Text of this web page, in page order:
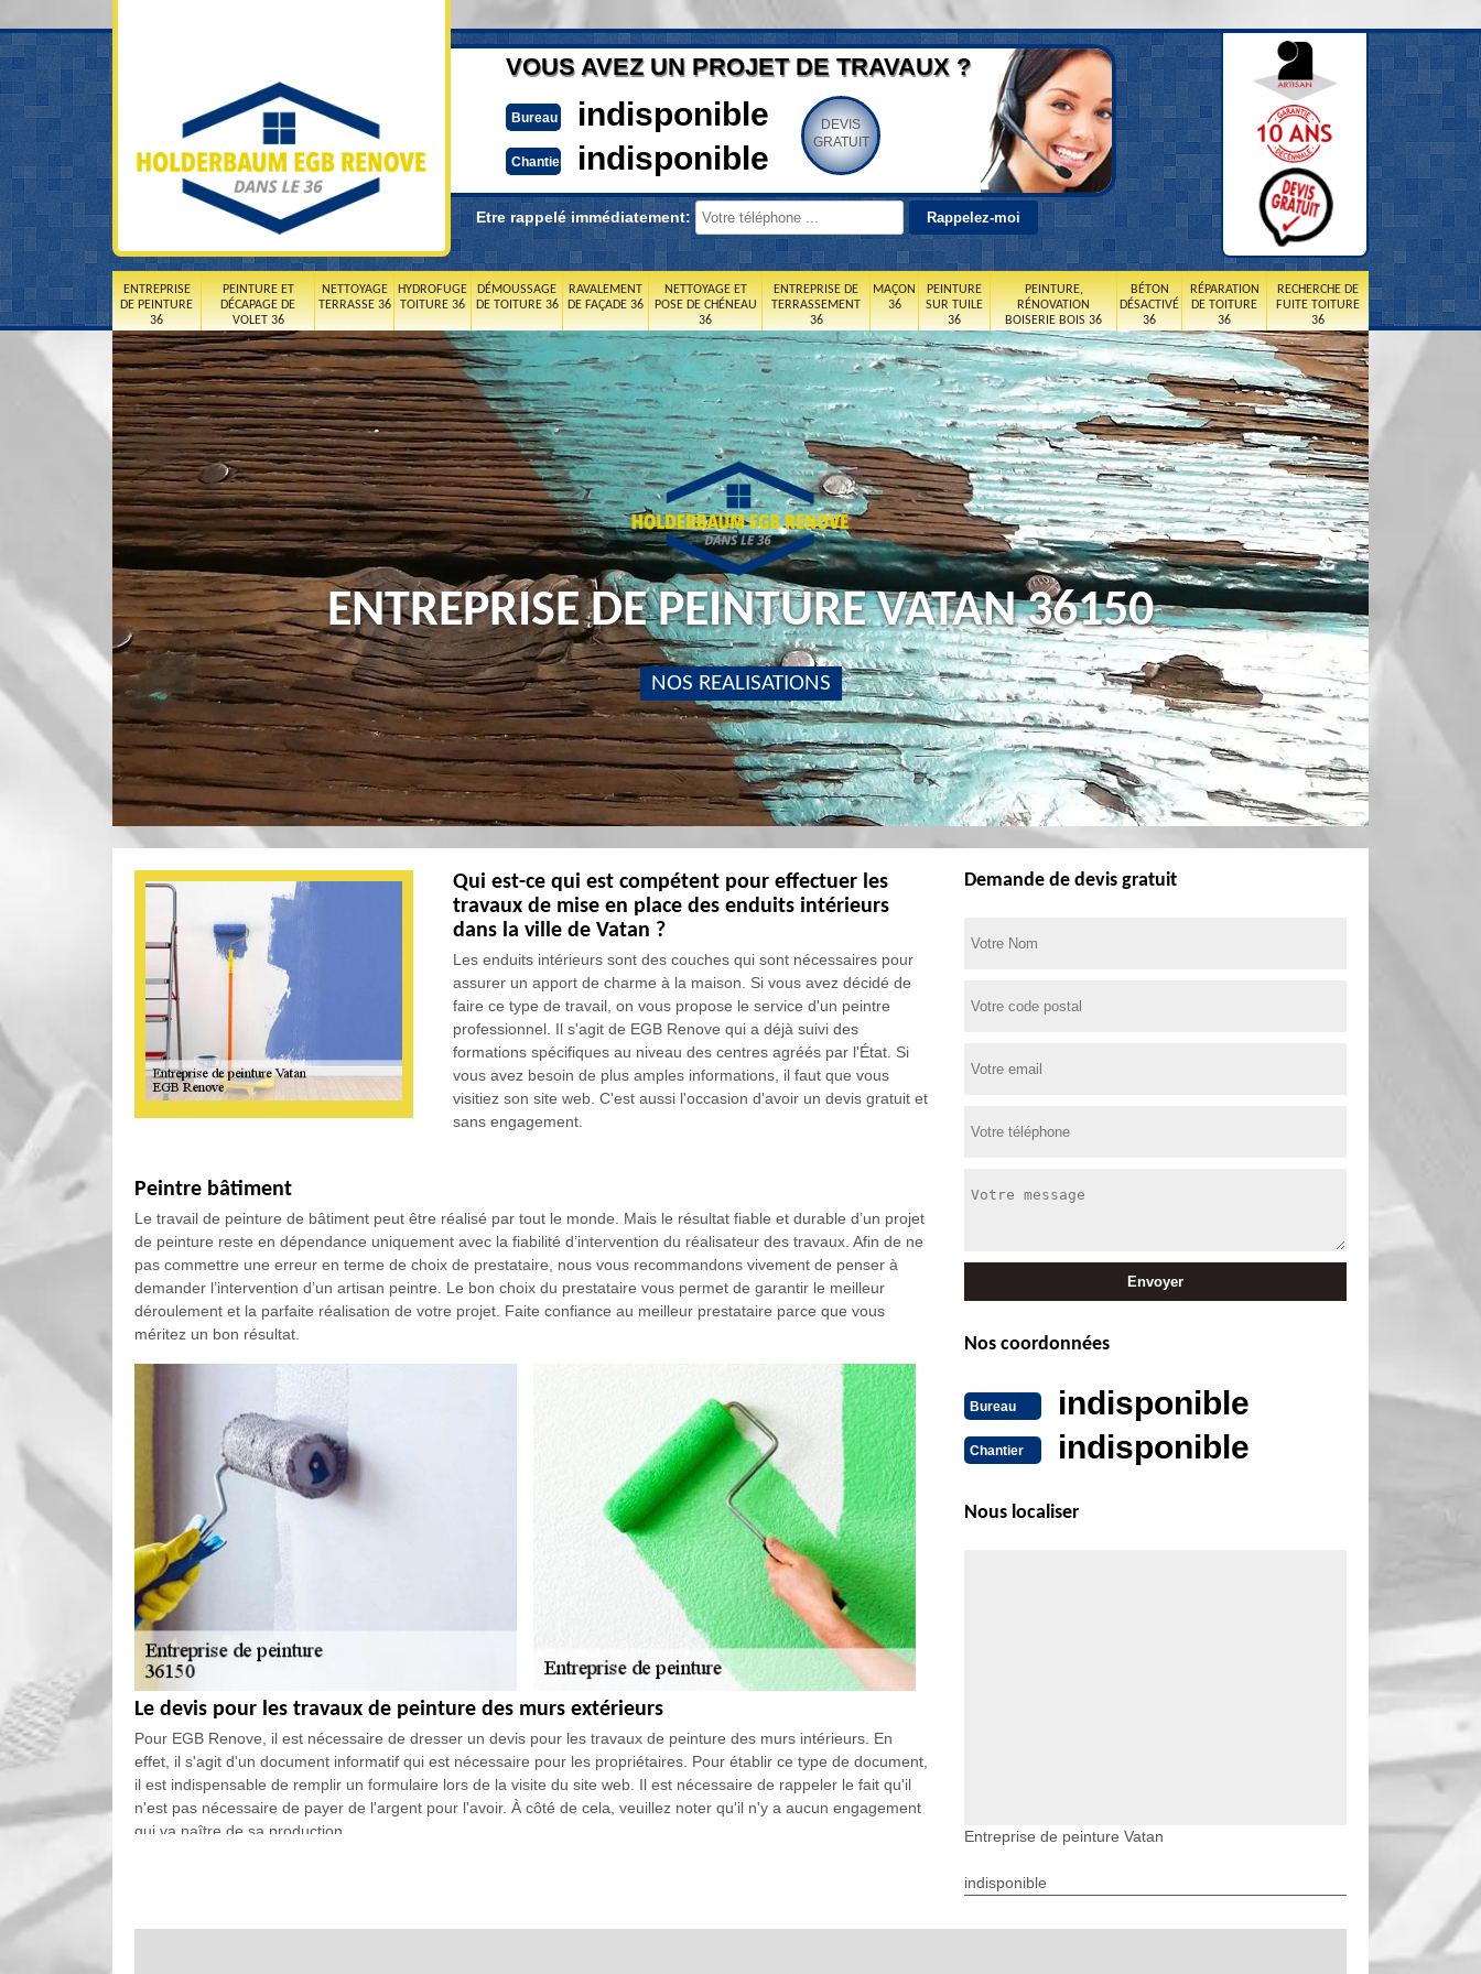
VOUS AVEZ UN PROJET DE TRAVAUX ?
Bureau indisponible
Chantier indisponible
DEVIS
GRATUIT
Etre rappelé immédiatement:
ENTREPRISE
DE PEINTURE
36
PEINTURE ET
DÉCAPAGE DE
VOLET 36
NETTOYAGE
TERRASSE 36
HYDROFUGE
TOITURE 36
DÉMOUSSAGE
DE TOITURE 36
RAVALEMENT
DE FAÇADE 36
NETTOYAGE ET
POSE DE CHÉNEAU
36
ENTREPRISE DE
TERRASSEMENT
36
MAÇON
36
PEINTURE
SUR TUILE
36
PEINTURE,
RÉNOVATION
BOISERIE BOIS 36
BÉTON
DÉSACTIVÉ
36
RÉPARATION
DE TOITURE
36
RECHERCHE DE
FUITE TOITURE
36
ENTREPRISE DE PEINTURE VATAN 36150
NOS REALISATIONS
Qui est-ce qui est compétent pour effectuer les
travaux de mise en place des enduits intérieurs
dans la ville de Vatan ?
Les enduits intérieurs sont des couches qui sont nécessaires pour
assurer un apport de charme à la maison. Si vous avez décidé de
faire ce type de travail, on vous propose le service d'un peintre
professionnel. Il s'agit de EGB Renove qui a déjà suivi des
formations spécifiques au niveau des centres agréés par l'État. Si
vous avez besoin de plus amples informations, il faut que vous
visitiez son site web. C'est aussi l'occasion d'avoir un devis gratuit et
sans engagement.
Peintre bâtiment
Le travail de peinture de bâtiment peut être réalisé par tout le monde. Mais le résultat fiable et durable d’un projet
de peinture reste en dépendance uniquement avec la fiabilité d’intervention du réalisateur des travaux. Afin de ne
pas commettre une erreur en terme de choix de prestataire, nous vous recommandons vivement de penser à
demander l’intervention d’un artisan peintre. Le bon choix du prestataire vous permet de garantir le meilleur
déroulement et la parfaite réalisation de votre projet. Faite confiance au meilleur prestataire parce que vous
méritez un bon résultat.
Le devis pour les travaux de peinture des murs extérieurs
Pour EGB Renove, il est nécessaire de dresser un devis pour les travaux de peinture des murs intérieurs. En
effet, il s'agit d'un document informatif qui est nécessaire pour les propriétaires. Pour établir ce type de document,
il est indispensable de remplir un formulaire lors de la visite du site web. Il est nécessaire de rappeler le fait qu'il
n'est pas nécessaire de payer de l'argent pour l'avoir. À côté de cela, veuillez noter qu'il n'y a aucun engagement
qui va naître de sa production.
Une pléiade de travaux peuvent se faire au niveau des habitations. En effet, il est possible de procéder à des
Demande de devis gratuit
Nos coordonnées
Bureau indisponible
Chantier indisponible
Nous localiser
Entreprise de peinture Vatan
indisponible